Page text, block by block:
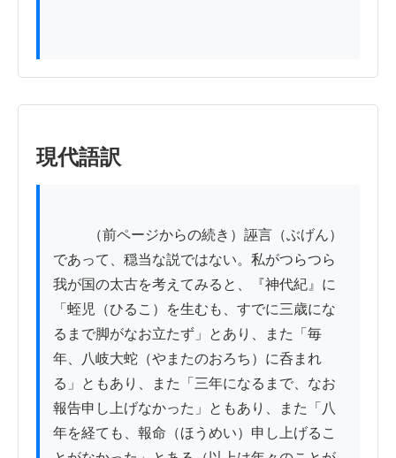
現代語訳
であって、穏当な説ではない。私がつらつら
我が国の太古を考えてみると、『神代紀』に
「蛭児（ひるこ）を生むも、すでに三歳にな
るまで脚がなお立たず」とあり、また「毎
年、八岐大蛇（やまたのおろち）に呑まれ
る」ともあり、また「三年になるまで、なお
報告申し上げなかった」ともあり、また「八
年を経ても、報命（ほうめい）申し上げるこ